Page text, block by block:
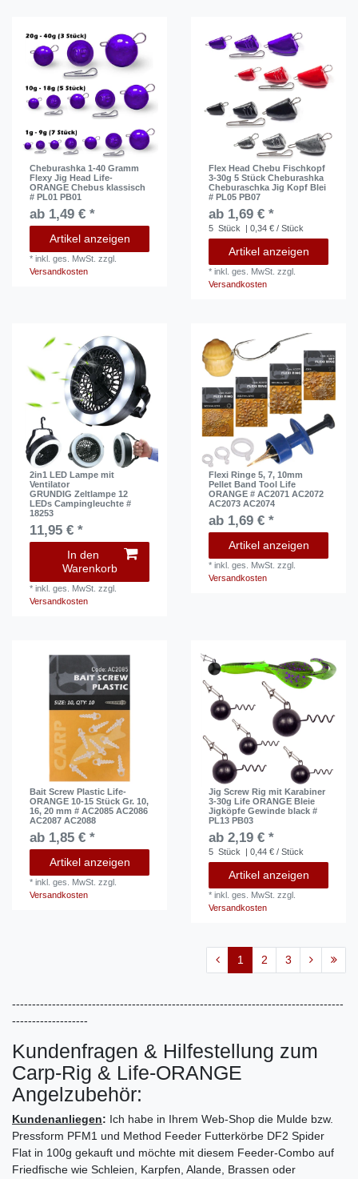
Cheburashka 1-40 Gramm
Flexy Jig Head Life-
ORANGE Chebus klassisch
# PL01 PB01
ab 1,49 € *
Artikel anzeigen
*inkl. ges. MwSt. zzgl.
Versandkosten
Flex Head Chebu Fischkopf
3-30g 5 Stück Cheburashka
Cheburaschka Jig Kopf Blei
# PL05 PB07
ab 1,69 € *
5 Stück | 0,34 € / Stück
Artikel anzeigen
*inkl. ges. MwSt. zzgl.
Versandkosten
2in1 LED Lampe mit
Ventilator
GRUNDIG Zeltlampe 12
LEDs Campingleuchte #
18253
11,95 € *
In den
Warenkorb
*inkl. ges. MwSt. zzgl.
Versandkosten
Flexi Ringe 5, 7, 10mm
Pellet Band Tool Life
ORANGE # AC2071 AC2072
AC2073 AC2074
ab 1,69 € *
Artikel anzeigen
*inkl. ges. MwSt. zzgl.
Versandkosten
Bait Screw Plastic Life-
ORANGE 10-15 Stück Gr. 10,
16, 20 mm # AC2085 AC2086
AC2087 AC2088
ab 1,85 € *
Artikel anzeigen
*inkl. ges. MwSt. zzgl.
Versandkosten
Jig Screw Rig mit Karabiner
3-30g Life ORANGE Bleie
Jigköpfe Gewinde black #
PL13 PB03
ab 2,19 € *
5 Stück | 0,44 € / Stück
Artikel anzeigen
*inkl. ges. MwSt. zzgl.
Versandkosten
1 2 3
-----------------------------------------------------------------------------------
-------------------
Kundenfragen & Hilfestellung zum
Carp-Rig & Life-ORANGE
Angelzubehör:
Kundenanliegen: Ich habe in Ihrem Web-Shop die Mulde bzw.
Pressform PFM1 und Method Feeder Futterkörbe DF2 Spider
Flat in 100g gekauft und möchte mit diesem Feeder-Combo auf
Friedfische wie Schleien, Karpfen, Alande, Brassen oder